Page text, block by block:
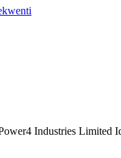
Industries Limited